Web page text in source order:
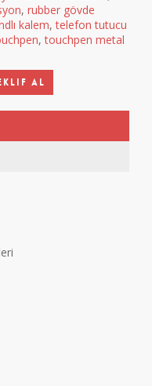
, rubber gövde
kalem,telefon tutucu
,touchpen metal
Al